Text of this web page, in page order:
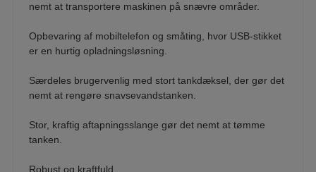
nemt at transportere maskinen på snævre områder.
Opbevaring af mobiltelefon og småting, hvor USB-stikket
er en hurtig opladningsløsning.
Særdeles brugervenlig med stort tankdæksel, der gør det
nemt at rengøre snavsevandstanken.
Stor, kraftig aftapningsslange gør det nemt at tømme
tanken.
Robust og kraftfuld.